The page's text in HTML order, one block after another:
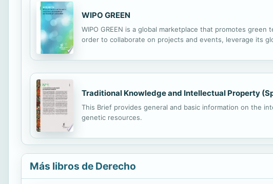
WIPO GREEN
WIPO GREEN is a global marketplace that promotes
order to collaborate on projects and events, leverage its
Traditional Knowledge and Intellectual Property
This Brief provides general and basic information on the
genetic resources.
Más libros de Derecho